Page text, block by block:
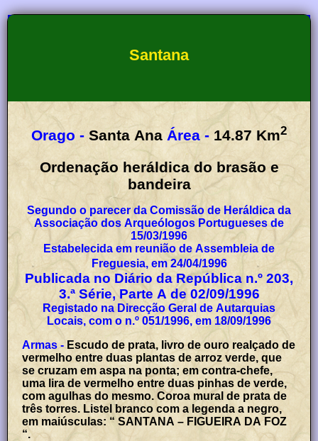
Santana
Orago - Santa Ana Área - 14.87 Km2
Ordenação heráldica do brasão e
bandeira
Segundo o parecer da Comissão de Heráldica da
Associação dos Arqueólogos Portugueses de
15/03/1996
Estabelecida em reunião de Assembleia de
Freguesia, em 24/04/1996
Publicada no Diário da República n.º 203,
3.ª Série, Parte A de 02/09/1996
Registado na Direcção Geral de Autarquias
Locais, com o n.º 051/1996, em 18/09/1996
Armas - Escudo de prata, livro de ouro realçado de
vermelho entre duas plantas de arroz verde, que
se cruzam em aspa na ponta; em contra-chefe,
uma lira de vermelho entre duas pinhas de verde,
com agulhas do mesmo. Coroa mural de prata de
três torres. Listel branco com a legenda a negro,
em maiúsculas: “ SANTANA – FIGUEIRA DA FOZ
“.